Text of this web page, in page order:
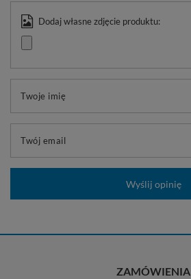
Dodaj własne zdjęcie produktu:
Twoje imię
Twój email
Wyślij opinię
ZAMÓWIENIA